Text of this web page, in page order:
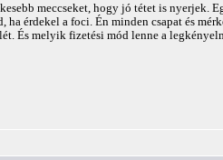
meccseket, hogy jó tétet is nyerjek.
ha érdekel a foci. Én minden csapat és
És melyik fizetési mód lenne a